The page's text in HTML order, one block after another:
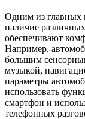
Одним из главных
наличие
обеспечивают
Например,
большим
музыкой,
параметры
использовать
смартфон и
телефонных